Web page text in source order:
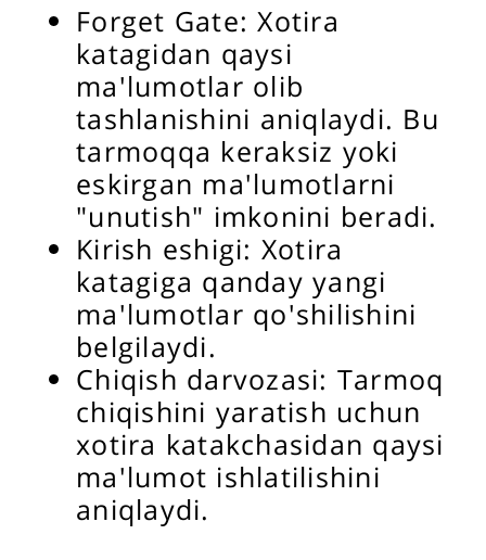
Forget Gate: Xotira
katagidan qaysi
ma'lumotlar olib
tashlanishini aniqlaydi. Bu
tarmoqqa keraksiz yoki
eskirgan ma'lumotlarni
"unutish" imkonini beradi.
Kirish eshigi: Xotira
katagiga qanday yangi
ma'lumotlar qo'shilishini
belgilaydi.
Chiqish darvozasi: Tarmoq
chiqishini yaratish uchun
xotira katakchasidan qaysi
ma'lumot ishlatilishini
aniqlaydi.